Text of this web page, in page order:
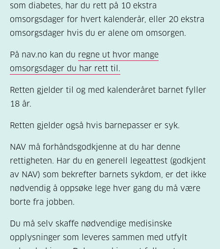
som diabetes, har du rett på 10 ekstra
omsorgsdager for hvert kalenderår, eller 20 ekstra
omsorgsdager hvis du er alene om omsorgen.
På nav.no kan du regne ut hvor mange
omsorgsdager du har rett til.
Retten gjelder til og med kalenderåret barnet fyller
18 år.
Retten gjelder også hvis barnepasser er syk.
NAV må forhåndsgodkjenne at du har denne
rettigheten. Har du en generell legeattest (godkjent
av NAV) som bekrefter barnets sykdom, er det ikke
nødvendig å oppsøke lege hver gang du må være
borte fra jobben.
Du må selv skaffe nødvendige medisinske
opplysninger som leveres sammen med utfylt